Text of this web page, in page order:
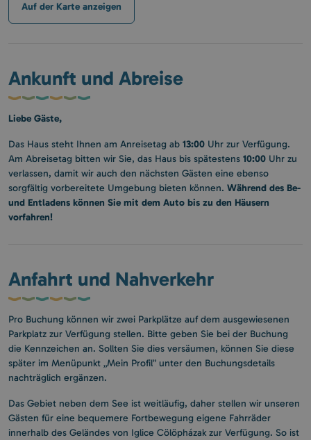
Auf der Karte anzeigen
Ankunft und Abreise
Liebe Gäste,
Das Haus steht Ihnen am Anreisetag ab 13:00 Uhr zur Verfügung.
Am Abreisetag bitten wir Sie, das Haus bis spätestens 10:00 Uhr zu
verlassen, damit wir auch den nächsten Gästen eine ebenso
sorgfältig vorbereitete Umgebung bieten können. Während des Be-
und Entladens können Sie mit dem Auto bis zu den Häusern
vorfahren!
Anfahrt und Nahverkehr
Pro Buchung können wir zwei Parkplätze auf dem ausgewiesenen
Parkplatz zur Verfügung stellen. Bitte geben Sie bei der Buchung
die Kennzeichen an. Sollten Sie dies versäumen, können Sie diese
später im Menüpunkt „Mein Profil” unter den Buchungsdetails
nachträglich ergänzen.
Das Gebiet neben dem See ist weitläufig, daher stellen wir unseren
Gästen für eine bequemere Fortbewegung eigene Fahrräder
innerhalb des Geländes von Iglice Cölöpházak zur Verfügung. So ist